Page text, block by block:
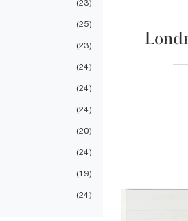
23
25
23
24
24
24
20
24
19
24